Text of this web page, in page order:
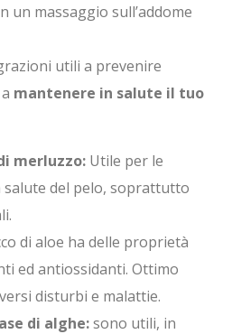
un massaggio sull’addome
utili a prevenire
mantenere in salute il tuo
merluzzo: Utile per le
salute del pelo, soprattutto
di aloe ha delle proprietà
ed antiossidanti. Ottimo
disturbi e malattie.
di alghe:sono utili, in